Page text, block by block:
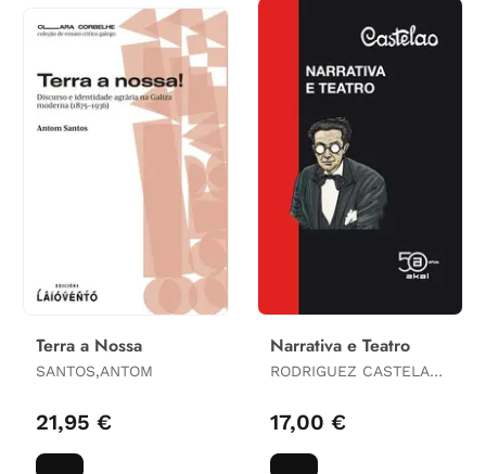
Terra a Nossa
SANTOS,ANTOM
21,95 €
Narrativa e Teatro
RODRIGUEZ CASTELAO,
17,00 €